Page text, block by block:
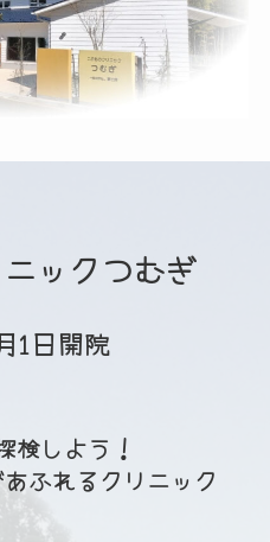
ックつむぎ
1日開院
検しよう！
ふれるクリニック